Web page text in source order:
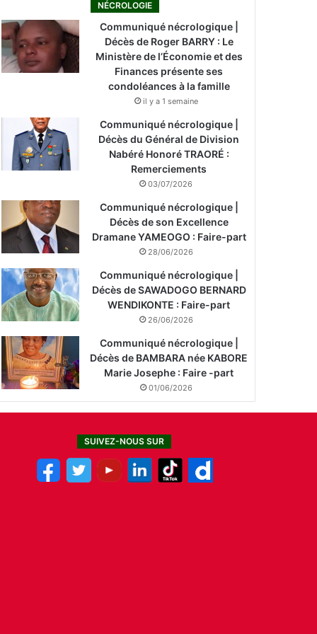
NÉCROLOGIE
Communiqué nécrologique |
Décès de Roger BARRY : Le
Ministère de l’Économie et des
Finances présente ses
condoléances à la famille
il y a 1 semaine
Communiqué nécrologique |
Décès du Général de Division
Nabéré Honoré TRAORÉ :
Remerciements
03/07/2026
Communiqué nécrologique |
Décès de son Excellence
Dramane YAMEOGO : Faire-part
28/06/2026
Communiqué nécrologique |
Décès de SAWADOGO BERNARD
WENDIKONTE : Faire-part
26/06/2026
Communiqué nécrologique |
Décès de BAMBARA née KABORE
Marie Josephe : Faire -part
01/06/2026
SUIVEZ-NOUS SUR